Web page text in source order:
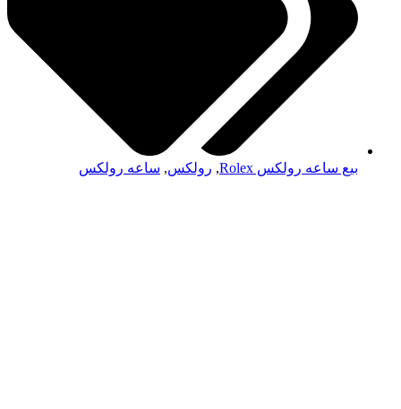
بيع ساعه رولكس Rolex , رولكس, ساعه رولكس